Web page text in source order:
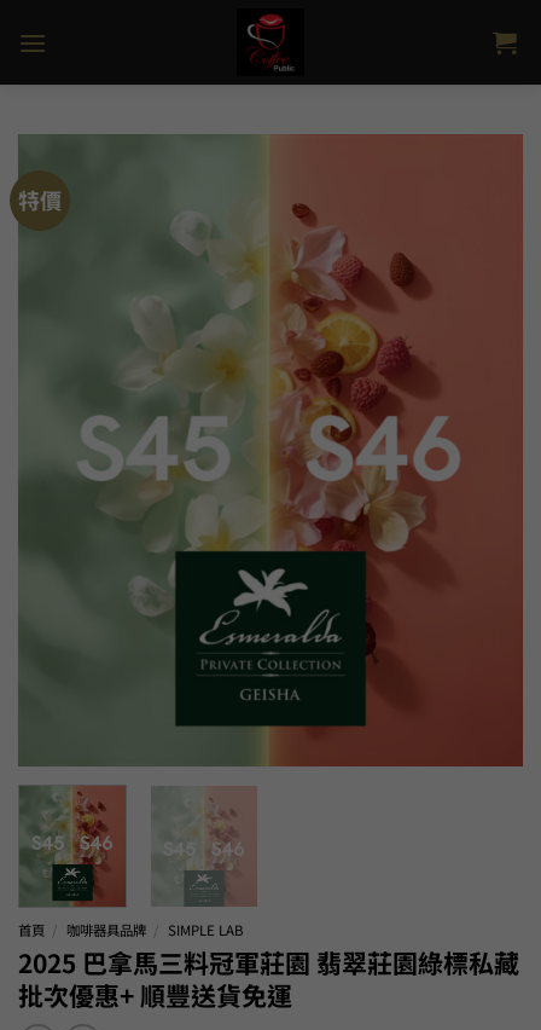
特價
首頁 / 咖啡器具品牌 / SIMPLE LAB
2025 巴拿馬三料冠軍莊園 翡翠莊園綠標私藏
批次優惠+ 順豐送貨免運